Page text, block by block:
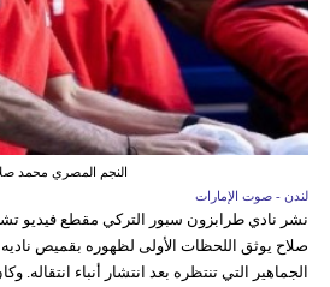
النجم المصري محمد
لندن - صوت الإمارات
نشر نادي طرابزون سبور التركي مقطع فيديو
صلاح يوثق اللحظات الأولى لظهوره بقميص
الجماهير التي تنتظره بعد انتشار أنباء انتقاله.